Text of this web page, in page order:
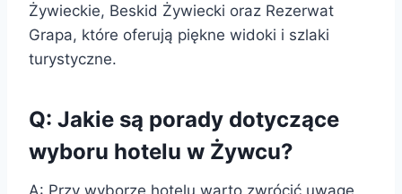
Żywieckie, Beskid Żywiecki oraz Rezerwat
Grapa, które oferują piękne widoki i szlaki
turystyczne.
Q: Jakie są porady dotyczące
wyboru hotelu w Żywcu?
A: Przy wyborze hotelu warto zwrócić uwagę